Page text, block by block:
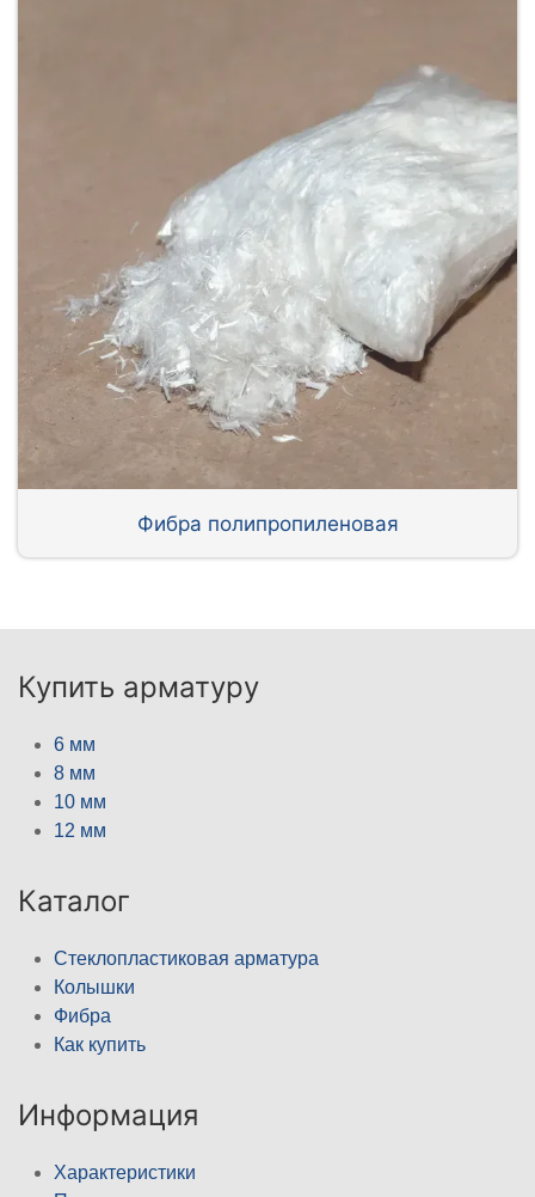
Фибра полипропиленовая
Купить арматуру
6 мм
8 мм
10 мм
12 мм
Каталог
Стеклопластиковая арматура
Колышки
Фибра
Как купить
Информация
Характеристики